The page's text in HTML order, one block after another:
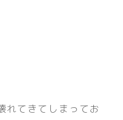
れてきてしまってお